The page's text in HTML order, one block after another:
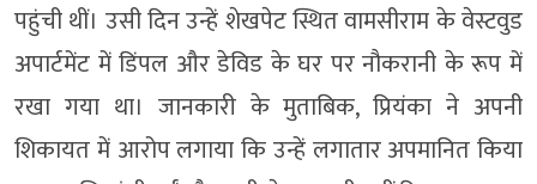
पहुंची थीं। उसी दिन उन्हें शेखपेट स्थित वामसीराम के वेस्टवुड
अपार्टमेंट में डिंपल और डेविड के घर पर नौकरानी के रूप में
रखा गया था। जानकारी के मुताबिक, प्रियंका ने अपनी
शिकायत में आरोप लगाया कि उन्हें लगातार अपमानित किया